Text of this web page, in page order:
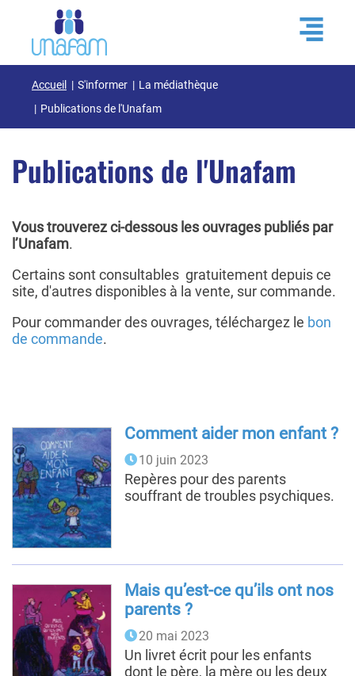
Accueil S'informer
La médiathèque
Publications de l'Unafam
Publications de l'Unafam
Vous trouverez ci-dessous les ouvrages publiés par
l’Unafam.
Certains sont consultables gratuitement depuis ce
site, d'autres disponibles à la vente, sur commande.
Pour commander des ouvrages, téléchargez le bon
de commande.
Comment aider mon enfant ?
10 juin 2023
Repères pour des parents
souffrant de troubles psychiques.
Mais qu’est-ce qu’ils ont nos
parents ?
20 mai 2023
Un livret écrit pour les enfants
dont le père, la mère ou les deux